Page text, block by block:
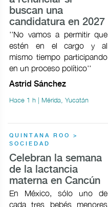
buscan una
candidatura en 2027
''No vamos a permitir que
estén en el cargo y al
mismo tiempo participando
en un proceso político''
Astrid Sánchez
Hace 1 h | Mérida, Yucatán
QUINTANA ROO >
SOCIEDAD
Celebran la semana
de la lactancia
materna en Cancún
En México, sólo uno de
cada tres bebés menores